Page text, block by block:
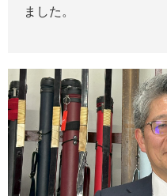
ました。